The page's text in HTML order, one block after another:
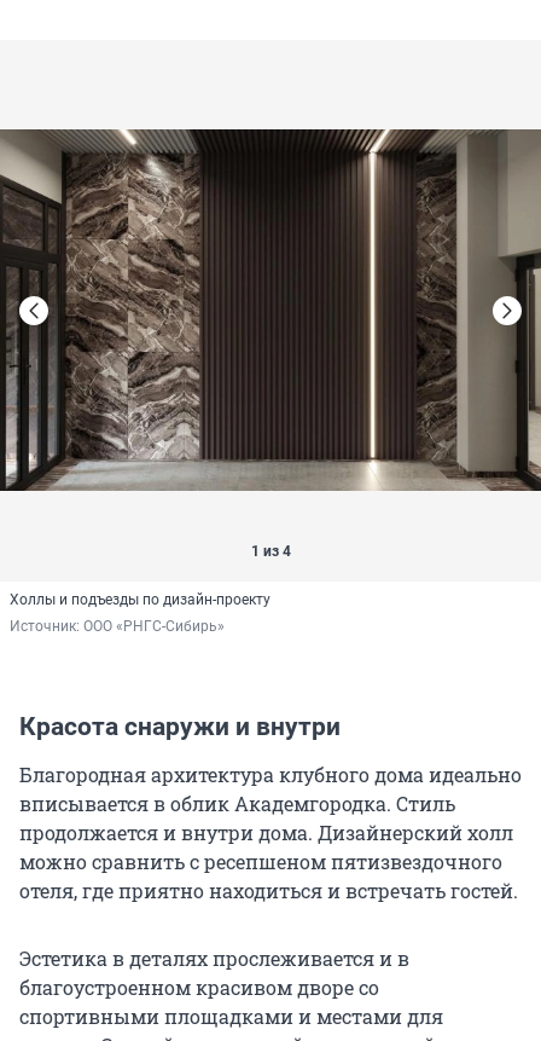
1 из 4
Холлы и подъезды по дизайн-проекту
Источник: ООО «РНГС-Сибирь»
Красота снаружи и внутри
Благородная архитектура клубного дома идеально
вписывается в облик Академгородка. Стиль
продолжается и внутри дома. Дизайнерский холл
можно сравнить с ресепшеном пятизвездочного
отеля, где приятно находиться и встречать гостей.
Эстетика в деталях прослеживается и в
благоустроенном красивом дворе со
спортивными площадками и местами для